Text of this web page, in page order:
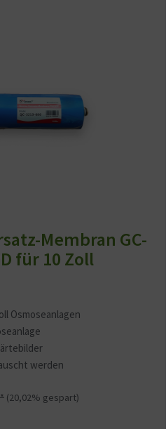
Membran GC-
für 10 Zoll
Osmoseanlagen
werden
(20,02% gespart)